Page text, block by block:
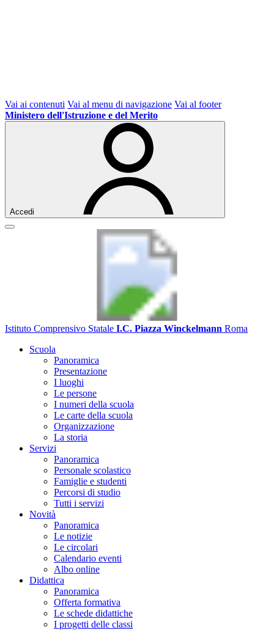
Vai ai contenuti Vai al menu di navigazione Vai al footer
Ministero dell'Istruzione e del Merito
Accedi
Istituto Comprensivo Statale I.C. Piazza Winckelmann Roma
Scuola
Panoramica
Presentazione
I luoghi
Le persone
I numeri della scuola
Le carte della scuola
Organizzazione
La storia
Servizi
Panoramica
Personale scolastico
Famiglie e studenti
Percorsi di studio
Tutti i servizi
Novità
Panoramica
Le notizie
Le circolari
Calendario eventi
Albo online
Didattica
Panoramica
Offerta formativa
Le schede didattiche
I progetti delle classi